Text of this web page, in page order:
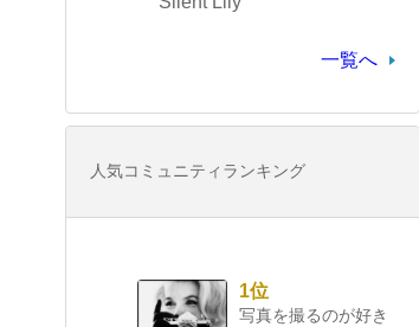
一覧へ
人気コミュニティランキング
1位
写真を撮るのが好き